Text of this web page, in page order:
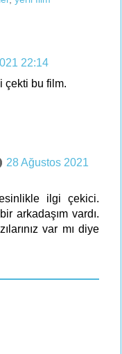
22:14
çekti bu film.
28 Ağustos 2021
ilgi çekici.
arkadaşım vardı.
var mı diye